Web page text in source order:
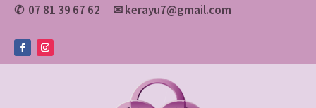
✆ 07 81 39 67 62 ✉kerayu7@gmail.com